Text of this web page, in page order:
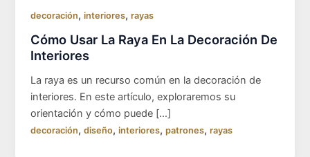
decoración,interiores,rayas
Cómo Usar La Raya En La Decoración De
Interiores
La raya es un recurso común en la decoración de
interiores. En este artículo, exploraremos su
orientación y cómo puede […]
decoración,diseño,interiores,patrones,rayas